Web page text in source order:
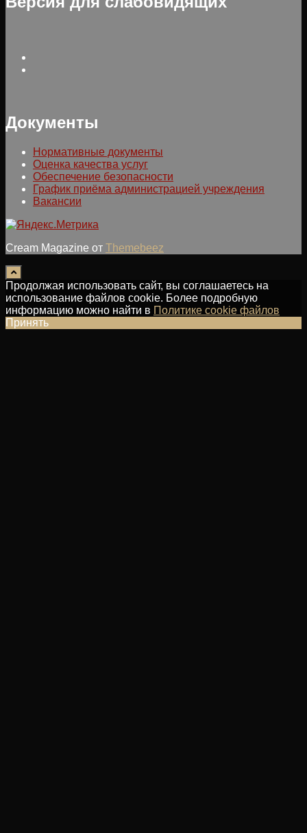
Документы
Нормативные документы
Оценка качества услуг
Обеспечение безопасности
График приёма администрацией учреждения
Вакансии
Cream Magazine от Themebeez
Продолжая использовать сайт, вы соглашаетесь на
использование файлов cookie. Более подробную
информацию можно найти в Политике cookie файлов
Принять